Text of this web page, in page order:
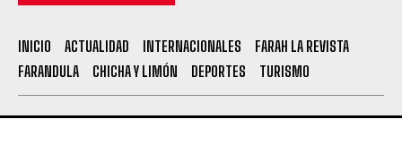
INICIO ACTUALIDAD INTERNACIONALES
FARAH LA REVISTA
FARANDULA
CHICHA Y LIMÓN DEPORTES TURISMO